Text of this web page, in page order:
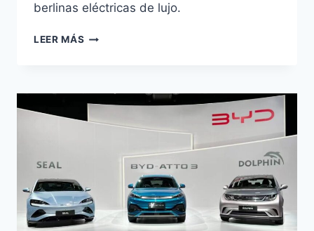
berlinas eléctricas de lujo.
LEER MÁS BYD
CV
Y
920
CAMBIAN